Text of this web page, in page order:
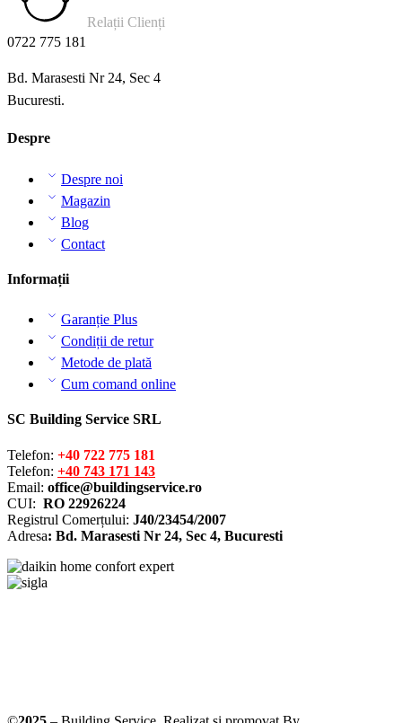
Relații Clienți
0722 775 181
Bd. Marasesti Nr 24, Sec 4
Bucuresti.
Despre
Despre noi
Magazin
Blog
Contact
Informații
Garanție Plus
Condiții de retur
Metode de plată
Cum comand online
SC Building Service SRL
Telefon: +40 722 775 181
Telefon: +40 743 171 143
Email: office@buildingservice.ro
CUI: RO 22926224
Registrul Comerțului: J40/23454/2007
Adresa: Bd. Marasesti Nr 24, Sec 4, Bucuresti